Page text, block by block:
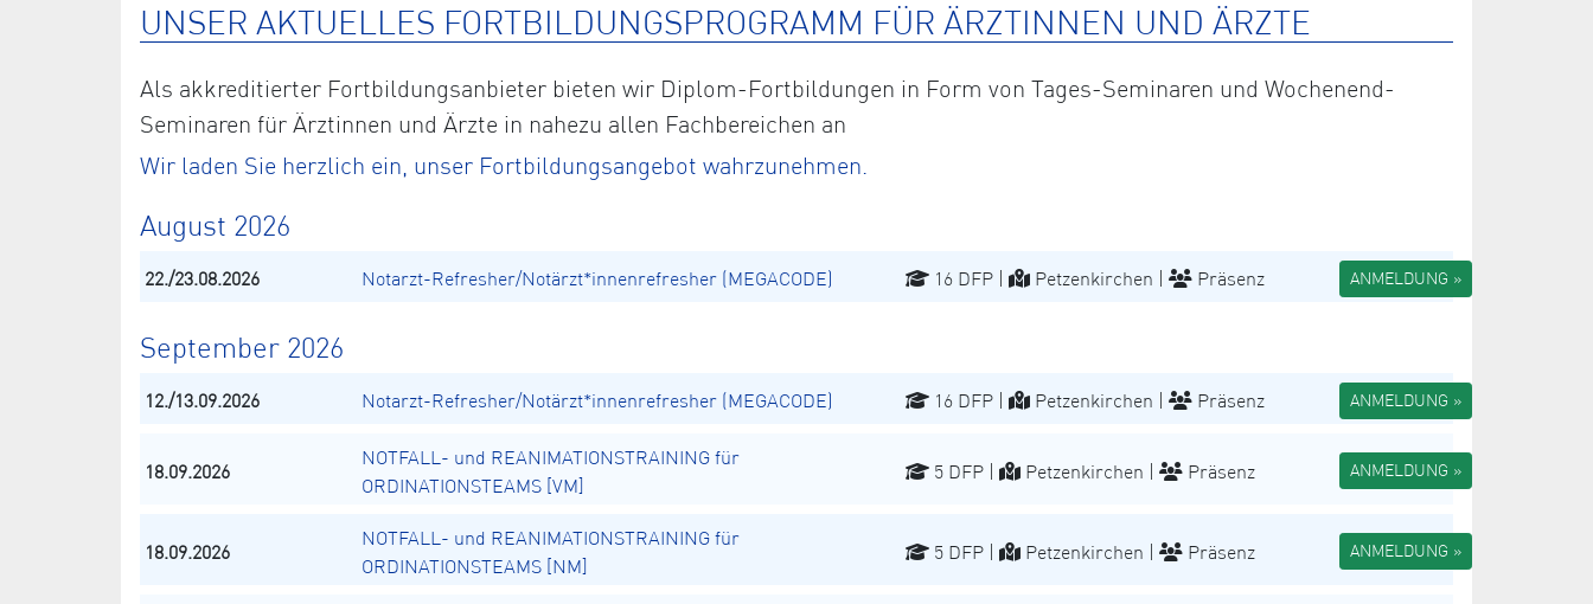
UNSER AKTUELLES FORTBILDUNGSPROGRAMM FÜR ÄRZTINNEN UND ÄRZTE
Als akkreditierter Fortbildungsanbieter bieten wir Diplom-Fortbildungen in Form von Tages-Seminaren und Wochenend-
Seminaren für Ärztinnen und Ärzte in nahezu allen Fachbereichen an
Wir laden Sie herzlich ein, unser Fortbildungsangebot wahrzunehmen.
August 2026
22./23.08.2026 Notarzt-Refresher/Notärzt*innenrefresher (MEGACODE) 16 DFP | Petzenkirchen | Präsenz ANMELDUNG »
September 2026
12./13.09.2026 Notarzt-Refresher/Notärzt*innenrefresher (MEGACODE) 16 DFP | Petzenkirchen | Präsenz ANMELDUNG »
18.09.2026
NOTFALL- und REANIMATIONSTRAINING für
ORDINATIONSTEAMS [VM]
5 DFP | Petzenkirchen | Präsenz ANMELDUNG »
18.09.2026
NOTFALL- und REANIMATIONSTRAINING für
ORDINATIONSTEAMS [NM]
5 DFP | Petzenkirchen | Präsenz ANMELDUNG »